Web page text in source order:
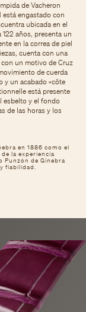
en 1886 como el
la experiencia
Punzón de Ginebra
fiabilidad.
de Vacheron
está engastado con
ubicada en el
años, presenta un
en la correa de piel
cuenta con una
un motivo de Cruz
de cuerda
y un acabado «côte
está presente
esbelto y el fondo
de las horas y los